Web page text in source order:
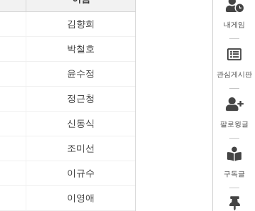
김향희
박철호
윤수정
정근청
신동식
조미선
이규수
이영애
내게임
관심게시판
팔로윙글
구독글